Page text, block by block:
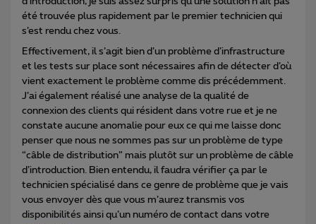
été trouvée plus rapidement par le premier technicien qui
s’est rendu chez vous.
Effectivement, il s’agit bien d’un problème d’infrastructure
et les tests sur place sont nécessaires afin de détecter d’où
vient exactement le problème comme dis précédemment.
J’ai également réalisé une analyse de la qualité de
connexion des clients qui résident dans votre rue et je ne
constate aucune anomalie pour eux ce qui me laisse donc
penser que nous ne sommes pas sur un problème de type
“câble de distribution” mais plutôt sur un problème de câble
d’introduction. Bien entendu, il faudra vérifier ça par le
technicien spécialisé dans ce genre de problème que je vais
vous envoyer dès que vous m’aurez transmis vos
disponibilités ainsi qu’un numéro de contact dans votre